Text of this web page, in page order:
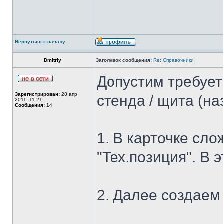
Вернуться к началу
Dmitriy Заголовок сообщения: Re: Справочники
Зарегистрирован: 28 апр
2011, 11:21
Сообщения: 14
Допустим
стенда / щита
1. В карточке
"Тех.позиция". В
2. Далее создаем